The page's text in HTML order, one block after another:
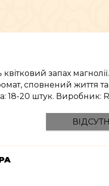
запах магнолії.
сповнений життя та
18-20 штук. Виробник: